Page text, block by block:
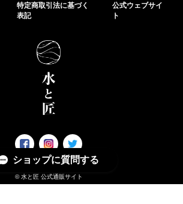
特定商取引法に基づく
表記
公式ウェブサイ
ト
© 水と匠 公式通販サイト
ショップに質問する